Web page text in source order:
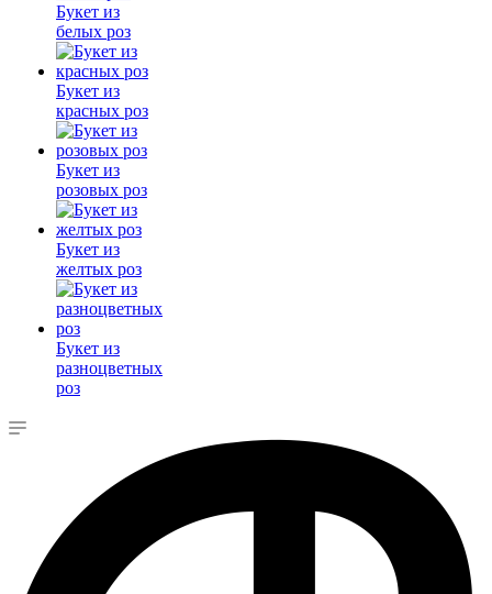
Букет из
белых роз
Букет из
красных роз
Букет из
розовых роз
Букет из
желтых роз
Букет из
разноцветных
роз